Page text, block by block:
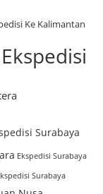
Ke Kalimantan
Ekspedisi
Surabaya
Ekspedisi Surabaya
Surabaya